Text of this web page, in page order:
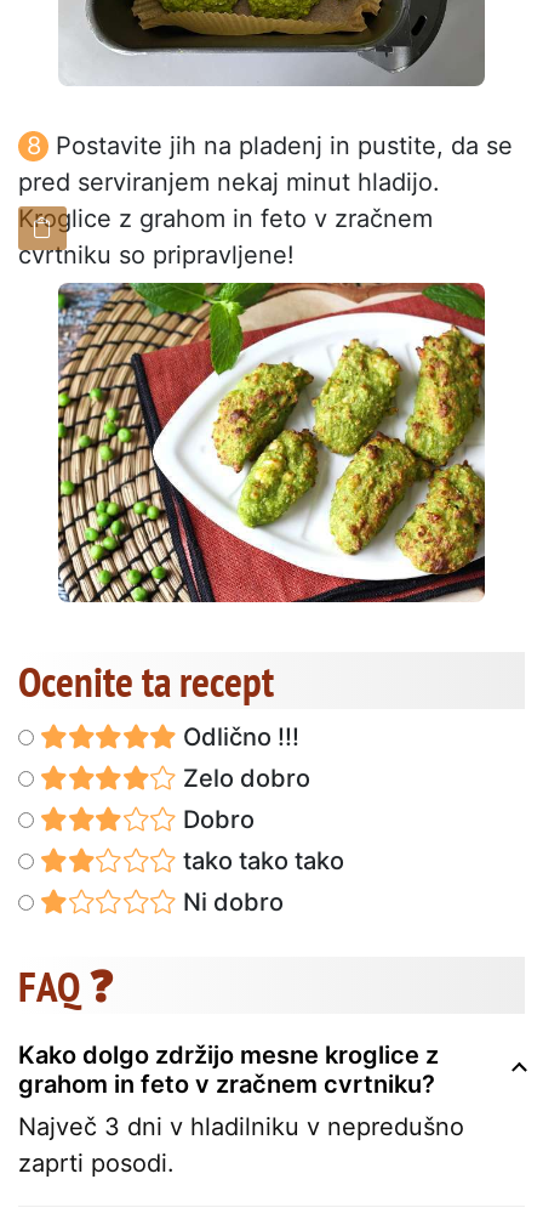
Postavite jih na pladenj in pustite, da se
pred serviranjem nekaj minut hladijo.
Kroglice z grahom in feto v zračnem
cvrtniku so pripravljene!
Ocenite ta recept
Odlično !!!
Zelo dobro
Dobro
tako tako tako
Ni dobro
FAQ ❓
Kako dolgo zdržijo mesne kroglice z
grahom in feto v zračnem cvrtniku?
Največ 3 dni v hladilniku v nepredušno
zaprti posodi.